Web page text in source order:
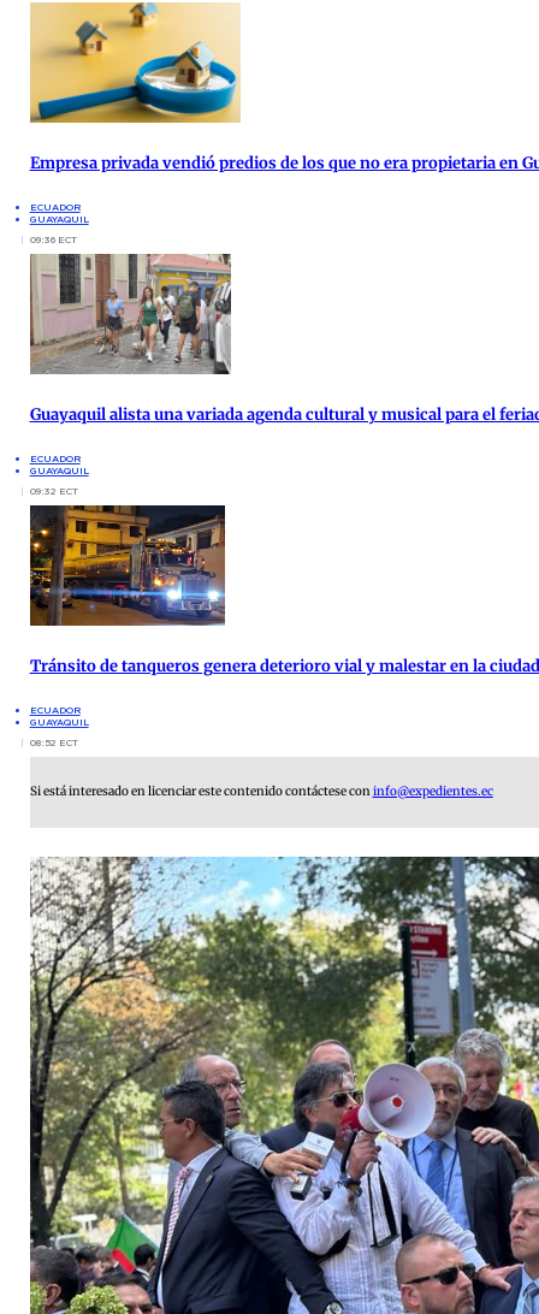
Empresa privada vendió predios de los que no era propietaria en
ECUADOR
GUAYAQUIL
09:36 ECT
Guayaquil alista una variada agenda cultural y musical para el
ECUADOR
GUAYAQUIL
09:32 ECT
Tránsito de tanqueros genera deterioro vial y malestar en la
ECUADOR
GUAYAQUIL
08:52 ECT
Si está interesado en licenciar este contenido contáctese coninfo@expedientes.ec